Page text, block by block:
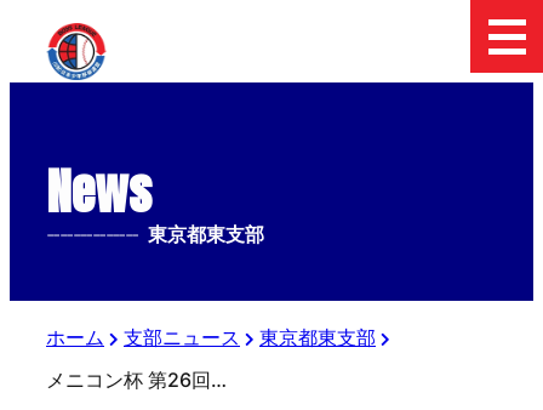
News
-------------- 東京都東支部
ホーム 支部ニュース
東京都東支部
メニコン杯 第26回関東ボーイズリーグ大会 初日の組み合わせ